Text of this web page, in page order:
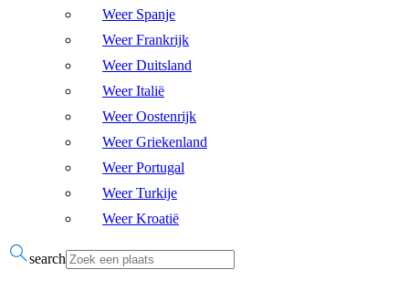
Weer Spanje
Weer Frankrijk
Weer Duitsland
Weer Italië
Weer Oostenrijk
Weer Griekenland
Weer Portugal
Weer Turkije
Weer Kroatië
search